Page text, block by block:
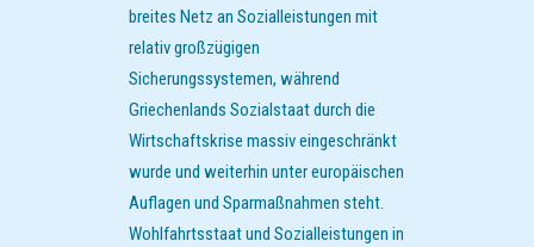
breites Netz an Sozialleistungen mit
relativ großzügigen
Sicherungssystemen, während
Griechenlands Sozialstaat durch die
Wirtschaftskrise massiv eingeschränkt
wurde und weiterhin unter europäischen
Auflagen und Sparmaßnahmen steht.
Wohlfahrtsstaat und Sozialleistungen in